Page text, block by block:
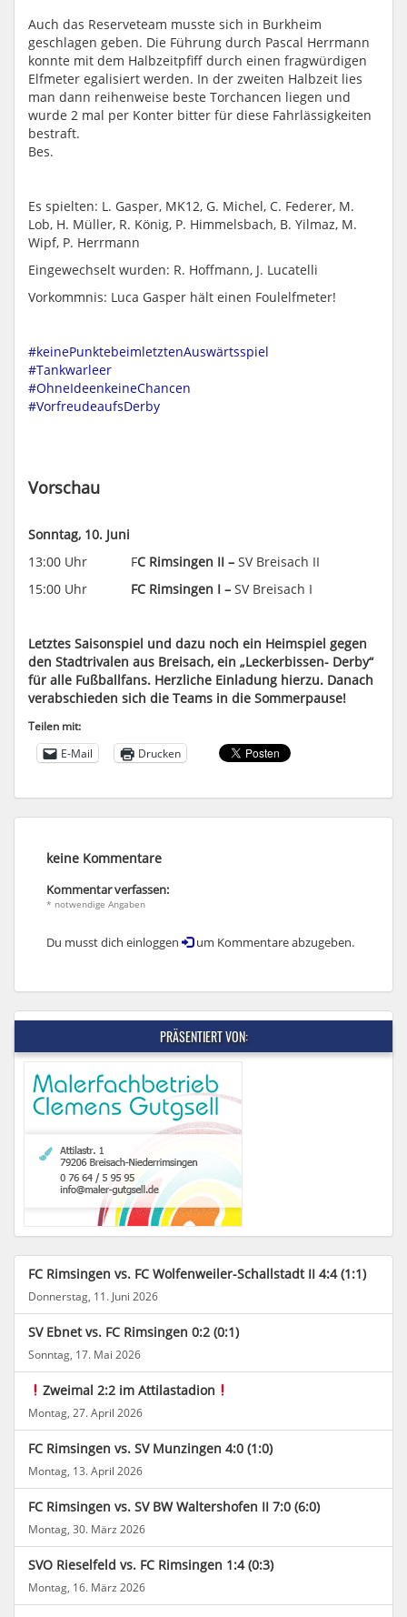
Auch das Reserveteam musste sich in Burkheim
geschlagen geben. Die Führung durch Pascal Herrmann
konnte mit dem Halbzeitpfiff durch einen fragwürdigen
Elfmeter egalisiert werden. In der zweiten Halbzeit lies
man dann reihenweise beste Torchancen liegen und
wurde 2 mal per Konter bitter für diese Fahrlässigkeiten
bestraft.
Bes.
Es spielten: L. Gasper, MK12, G. Michel, C. Federer, M.
Lob, H. Müller, R. König, P. Himmelsbach, B. Yilmaz, M.
Wipf, P. Herrmann
Eingewechselt wurden: R. Hoffmann, J. Lucatelli
Vorkommnis: Luca Gasper hält einen Foulelfmeter!
#keinePunktebeimletztenAuswärtsspiel
#Tankwarleer
#OhneIdeenkeineChancen
#VorfreudeaufsDerby
Vorschau
Sonntag, 10. Juni
13:00 Uhr FC Rimsingen II – SV Breisach II
15:00 Uhr FC Rimsingen I – SV Breisach I
Letztes Saisonspiel und dazu noch ein Heimspiel gegen
den Stadtrivalen aus Breisach, ein „Leckerbissen- Derby“
für alle Fußballfans. Herzliche Einladung hierzu. Danach
verabschieden sich die Teams in die Sommerpause!
Teilen mit:
E-Mail
Drucken
keine Kommentare
Kommentar verfassen:
* notwendige Angaben
Du musst dich einloggen um Kommentare abzugeben.
PRÄSENTIERT VON:
FC Rimsingen vs. FC Wolfenweiler-Schallstadt II 4:4 (1:1)
Donnerstag, 11. Juni 2026
SV Ebnet vs. FC Rimsingen 0:2 (0:1)
Sonntag, 17. Mai 2026
Zweimal 2:2 im Attilastadion
Montag, 27. April 2026
FC Rimsingen vs. SV Munzingen 4:0 (1:0)
Montag, 13. April 2026
FC Rimsingen vs. SV BW Waltershofen II 7:0 (6:0)
Montag, 30. März 2026
SVO Rieselfeld vs. FC Rimsingen 1:4 (0:3)
Montag, 16. März 2026